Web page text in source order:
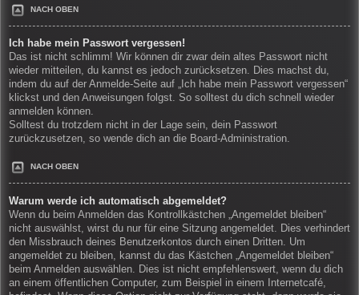
NACH OBEN
Ich habe mein Passwort vergessen!
Das ist nicht schlimm! Wir können dir zwar dein altes Passwort nicht
wieder mitteilen, du kannst es jedoch zurücksetzen. Dies machst du,
indem du auf der Anmelde-Seite auf „Ich habe mein Passwort vergessen“
klickst und den Anweisungen folgst. So solltest du dich schnell wieder
anmelden können.
Solltest du trotzdem nicht in der Lage sein, dein Passwort
zurückzusetzen, so wende dich an die Board-Administration.
NACH OBEN
Warum werde ich automatisch abgemeldet?
Wenn du beim Anmelden das Kontrollkästchen „Angemeldet bleiben“
nicht auswählst, wirst du nur für eine Sitzung angemeldet. Dies verhindert
den Missbrauch deines Benutzerkontos durch einen Dritten. Um
angemeldet zu bleiben, kannst du das Kästchen „Angemeldet bleiben“
beim Anmelden auswählen. Dies ist nicht empfehlenswert, wenn du dich
an einem öffentlichen Computer, zum Beispiel in einem Internetcafé,